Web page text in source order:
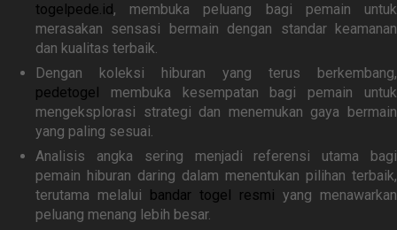
togelpede.id , membuka peluang bagi pemain untuk
merasakan sensasi bermain dengan standar keamanan
dan kualitas terbaik.
Dengan koleksi hiburan yang terus berkembang,
pedetogel
membuka kesempatan bagi pemain untuk
mengeksplorasi strategi dan menemukan gaya bermain
yang paling sesuai.
Analisis angka sering menjadi referensi utama bagi
pemain hiburan daring dalam menentukan pilihan terbaik,
terutama melalui
bandar togel resmi yang menawarkan
peluang menang lebih besar.